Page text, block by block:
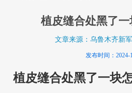
植皮缝合处黑了
文章来源：乌鲁木齐新
发布时间：2024-
植皮缝合处黑了一块